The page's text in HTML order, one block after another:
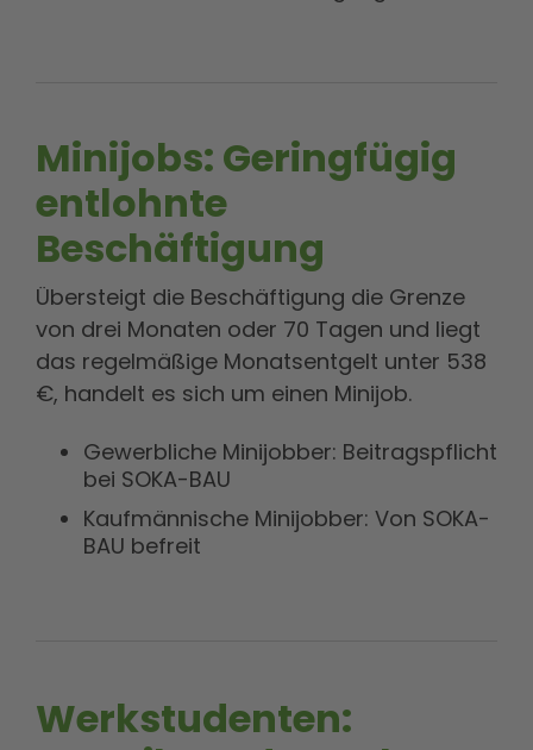
Minijobs: Geringfügig
entlohnte
Beschäftigung
Übersteigt die Beschäftigung die Grenze
von drei Monaten oder 70 Tagen und liegt
das regelmäßige Monatsentgelt unter 538
€, handelt es sich um einen Minijob.
Gewerbliche Minijobber: Beitragspflicht
bei SOKA-BAU
Kaufmännische Minijobber: Von SOKA-
BAU befreit
Werkstudenten: